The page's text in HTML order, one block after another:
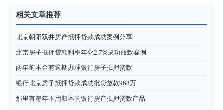
相关文章推荐
北京朝阳双井房产抵押贷款成功案例分享
北京房子抵押贷款利率年化2.7%成功放款案例
两年前本金有逾期办理银行房子抵押贷款
银行北京房子抵押贷款成功批贷放款968万
那里有每年不用归本的银行房产抵押贷款产品